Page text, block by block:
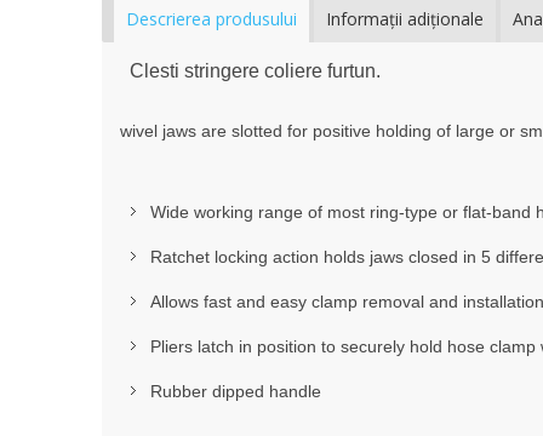
Descrierea produsului Informaţii adiţionale
Clesti stringere coliere furtun.
wivel jaws are slotted for positive holding of large or
Wide working range of most ring-type or flat-band
Ratchet locking action holds jaws closed in 5
Allows fast and easy clamp removal and
Pliers latch in position to securely hold hose clamp
Rubber dipped handle